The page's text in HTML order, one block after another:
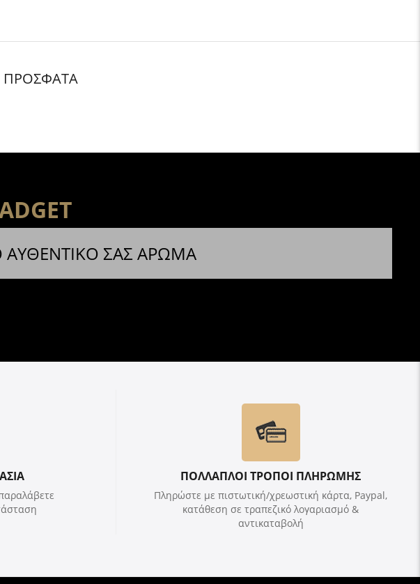
ΠΡΟΣΦΑΤΑ
ΑΥΘΕΝΤΙΚΟ ΣΑΣ ΑΡΩΜΑ
ΠΟΛΛΑΠΛΟΙ ΤΡΟΠΟΙ ΠΛΗΡΩΜΗΣ
Πληρώστε με πιστωτική/χρεωστική κάρτα, Paypal,
κατάθεση σε τραπεζικό λογαριασμό &
αντικαταβολή